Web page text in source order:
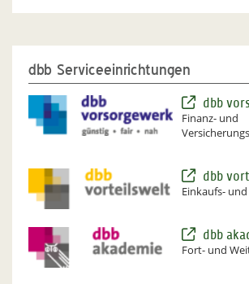
dbb Serviceeinrichtungen
dbb
Finanz- und
dbb
Einkaufs-
dbb
Fort- und